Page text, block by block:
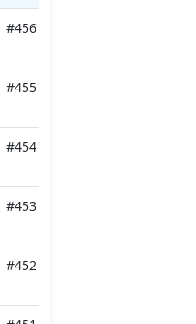
#456
#455
#454
#453
#452